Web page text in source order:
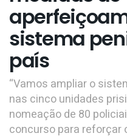
sistema
país
“Vamos ampliar o
nas cinco unidades
nomeação de 80
concurso para reforçar